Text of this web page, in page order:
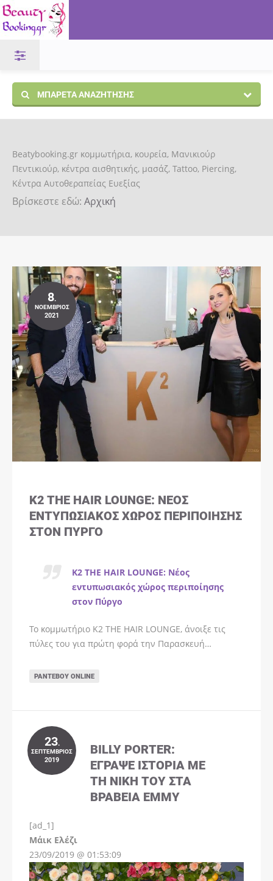
ΜΠΑΡΈΤΑ ΑΝΑΖΉΤΗΣΗΣ
Beatybooking.gr κομμωτήρια, κουρεία, Μανικιούρ
Πεντικιούρ, κέντρα αισθητικής, μασάζ, Tattoo, Piercing,
Κέντρα Αυτοθεραπείας Ευεξίας
Βρίσκεστε εδώ: Αρχική
8.
ΝΟΈΜΒΡΙΟΣ
2021
K2 THE HAIR LOUNGE: ΝΈΟΣ
ΕΝΤΥΠΩΣΙΑΚΌΣ ΧΏΡΟΣ ΠΕΡΙΠΟΊΗΣΗΣ
ΣΤΟΝ ΠΎΡΓΟ
K2 THE HAIR LOUNGE: Νέος
εντυπωσιακός χώρος περιποίησης
στον Πύργο
Το κομμωτήριο K2 THE HAIR LOUNGE, άνοιξε τις
πύλες του για πρώτη φορά την Παρασκευή…
ΡΑΝΤΕΒΟΎ ONLINE
23.
ΣΕΠΤΈΜΒΡΙΟΣ
2019
BILLY PORTER:
ΈΓΡΑΨΕ ΙΣΤΟΡΊΑ ΜΕ
ΤΗ ΝΊΚΗ ΤΟΥ ΣΤΑ
ΒΡΑΒΕΊΑ EMMY
[ad_1]
Μάικ ΕλέζιInstagram
23/09/2019 @ 01:53:09